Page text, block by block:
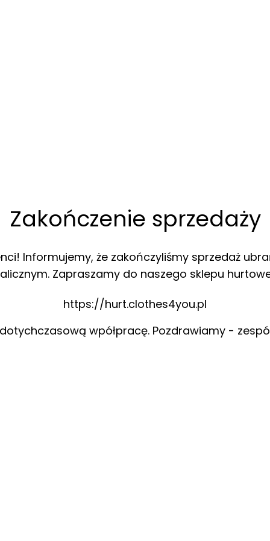
Zakończenie sprzedaży
Informujemy, że zakończyliśmy sprzedaż
Zapraszamy do naszego sklepu
https://hurt.clothes4you.pl
wpółpracę. Pozdrawiamy -